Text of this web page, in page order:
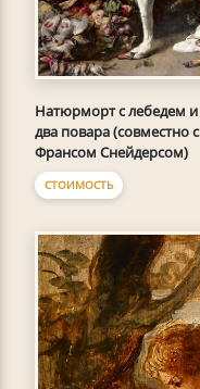
Натюрморт с лебедем и
два повара (совместно с
Франсом Снейдерсом)
СТОИМОСТЬ